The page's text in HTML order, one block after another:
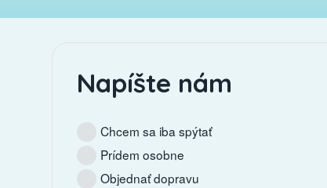
Napíšte nám
Chcem sa iba spýtať
Prídem osobne
Objednať dopravu